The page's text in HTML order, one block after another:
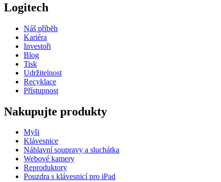
Logitech
Náš příběh
Kariéra
Investoři
Blog
Tisk
Udržitelnost
Recyklace
Přístupnost
Nakupujte produkty
Myši
Klávesnice
Náhlavní soupravy a sluchátka
Webové kamery
Reproduktory
Pouzdra s klávesnicí pro iPad